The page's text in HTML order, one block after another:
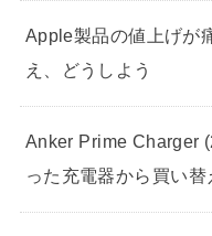
Apple製品の値上げが
え、どうしよう
Anker Prime Charger
った充電器から買い